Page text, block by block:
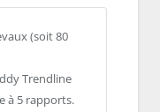
(soit 80
Trendline
à 5 rapports.